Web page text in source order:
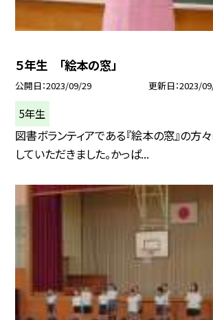
５年生 「絵本の窓」
公開日 2023/09/29 更新日 2023/
5年生
図書ボランティアである『絵本の窓』の方
していただきました。かっぱ...